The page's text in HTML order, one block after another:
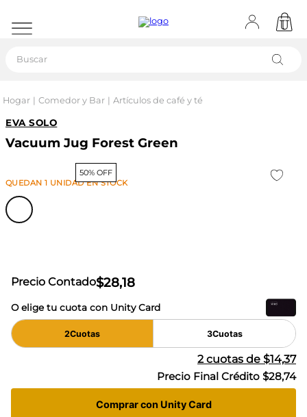
Hogar Comedor y Bar Artículos de café y té
EVA SOLO
Vacuum Jug Forest Green
50% OFF
QUEDAN1 UNIDADEN STOCK
Precio Contado$28,18
O elige tu cuota con Unity Card
2Cuotas 3Cuotas
2cuotas de $14,37
Precio Final Crédito $28,74
Comprar con Unity Card